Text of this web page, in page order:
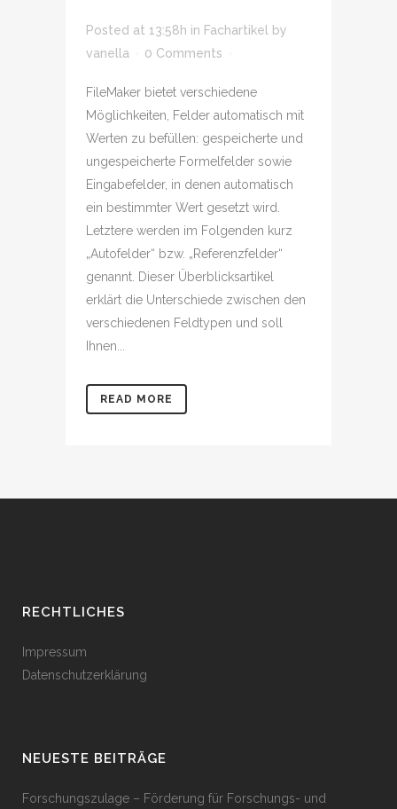
Posted at 13:58h in Fachartikel
by
vanella
0 Comments
FileMaker bietet verschiedene
Möglichkeiten, Felder automatisch mit
Werten zu befüllen: gespeicherte und
ungespeicherte Formelfelder sowie
Eingabefelder, in denen automatisch
ein bestimmter Wert gesetzt wird.
Letztere werden im Folgenden kurz
„Autofelder“ bzw. „Referenzfelder“
genannt. Dieser Überblicksartikel
erklärt die Unterschiede zwischen den
verschiedenen Feldtypen und soll
Ihnen...
READ MORE
RECHTLICHES
Impressum
Datenschutzerklärung
NEUESTE BEITRÄGE
Forschungszulage – Förderung für Forschungs- und